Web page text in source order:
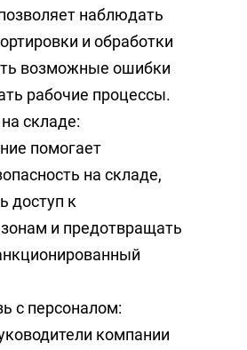
наблюдать
и обработки
возможные ошибки
рабочие процессы.
складе:
помогает
на складе,
доступ к
и предотвращать
с персоналом:
компании